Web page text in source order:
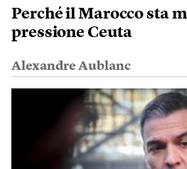
Perché il Marocco sta
pressione Ceuta
Alexandre Aublanc